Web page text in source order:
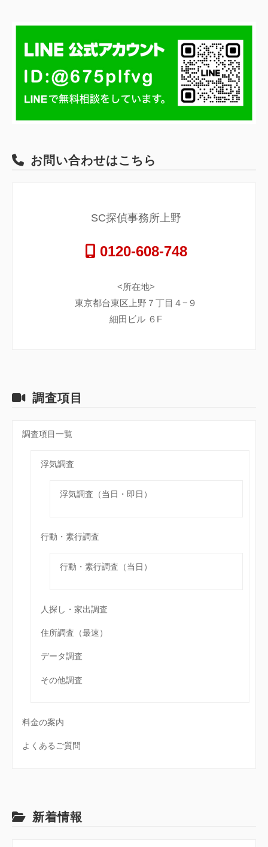
お問い合わせはこちら
SC探偵事務所上野
0120-608-748
<所在地>
東京都台東区上野７丁目４−９
細田ビル ６F
調査項目
調査項目一覧
浮気調査
浮気調査（当日・即日）
行動・素行調査
行動・素行調査（当日）
人探し・家出調査
住所調査（最速）
データ調査
その他調査
料金の案内
よくあるご質問
新着情報